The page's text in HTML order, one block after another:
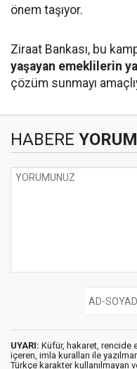
önem taşıyor.
Ziraat Bankası, bu
yaşayan emeklilerin
çözüm sunmayı
HABERE
UYARI: Küfür, hakaret, rencide
içeren, imla kuralları ile
Türkçe karakter kullanılmayan